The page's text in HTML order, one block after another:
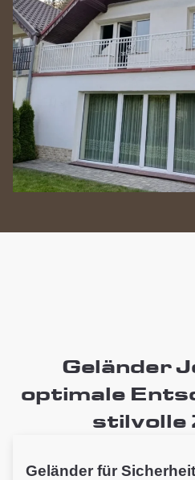
Geländer
optimale
stilvolle
Geländer für